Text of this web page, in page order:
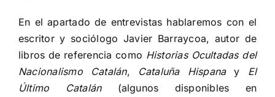
En el apartado de entrevistas hablaremos con el
escritor y sociólogo Javier Barraycoa, autor de
libros de referencia como Historias Ocultadas del
Nacionalismo Catalán, Cataluña Hispanay El
Último Catalán (algunos disponibles en